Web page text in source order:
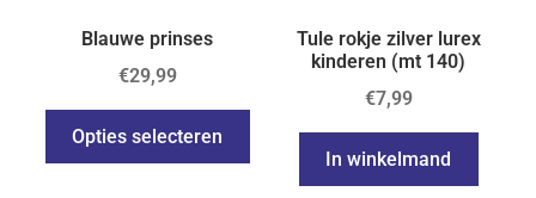
Blauwe prinses
€29,99
Opties selecteren
Tule rokje zilver lurex
kinderen (mt 140)
€7,99
In winkelmand